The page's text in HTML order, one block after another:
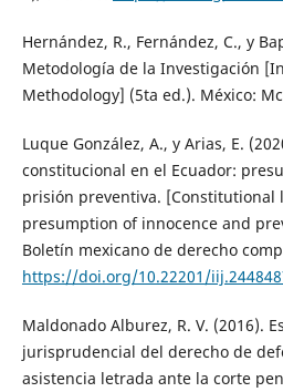
Hernández, R., Fernández, C., y
Metodología de la Investigación
Methodology] (5ta ed.). México:
Luque González, A., y Arias, E.
constitucional en el Ecuador:
prisión preventiva. [Constitutional
presumption of innocence and
Boletín mexicano de derecho
https://doi.org/10.22201/
Maldonado Alburez, R. V. (2016).
jurisprudencial del derecho de
asistencia letrada ante la corte